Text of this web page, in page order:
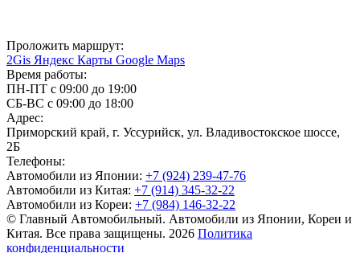
Проложить маршрут:
2Gis Яндекс Карты Google Maps
Время работы:
ПН-ПТ с 09:00 до 19:00
СБ-ВС с 09:00 до 18:00
Адрес:
Приморский край, г. Уссурийск, ул. Владивостокское шоссе,
2Б
Телефоны:
Автомобили из Японии: +7 (924) 239-47-76
Автомобили из Китая: +7 (914) 345-32-22
Автомобили из Кореи: +7 (984) 146-32-22
© Главный Автомобильный. Автомобили из Японии, Кореи и
Китая. Все права защищены. 2026 Политика
конфиденциальности